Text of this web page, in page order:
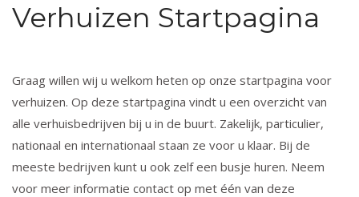
Verhuizen Startpagina
Graag willen wij u welkom heten op onze startpagina voor
verhuizen. Op deze startpagina vindt u een overzicht van
alle verhuisbedrijven bij u in de buurt. Zakelijk, particulier,
nationaal en internationaal staan ze voor u klaar. Bij de
meeste bedrijven kunt u ook zelf een busje huren. Neem
voor meer informatie contact op met één van deze